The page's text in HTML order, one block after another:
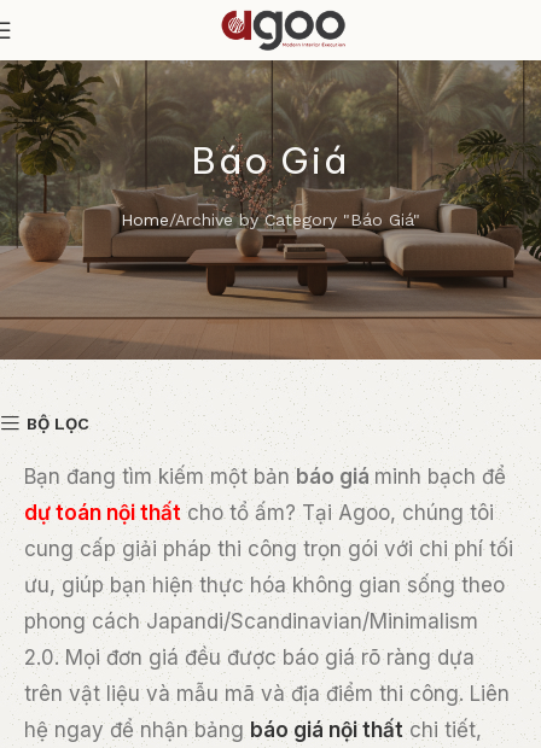
Báo Giá
Home Archive by Category "Báo Giá"
BỘ LỌC
Bạn đang tìm kiếm một bảnbáo giá minh bạch để
dự toán nội thất cho tổ ấm? Tại Agoo, chúng tôi
cung cấp giải pháp thi công trọn gói với chi phí tối
ưu, giúp bạn hiện thực hóa không gian sống theo
phong cách Japandi/Scandinavian/Minimalism
2.0. Mọi đơn giá đều được báo giá rõ ràng dựa
trên vật liệu và mẫu mã và địa điểm thi công. Liên
hệ ngay để nhận bảng báo giá nội thấtchi tiết,